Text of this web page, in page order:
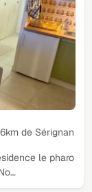
de Sérignan
le pharo